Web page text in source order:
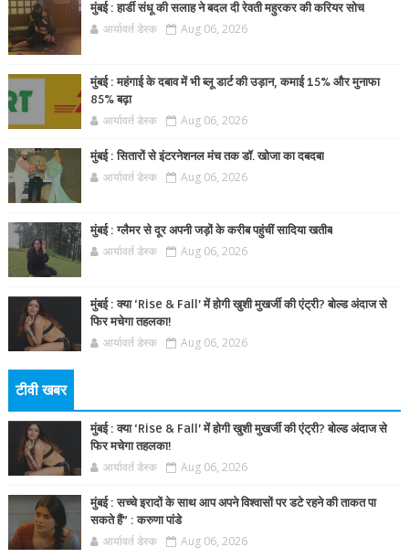
मुंबई : हार्डी संधू की सलाह ने बदल दी रेवती महुरकर की करियर सोच
आर्यावर्त डेस्क Aug 06, 2026
मुंबई : महंगाई के दबाव में भी ब्लू डार्ट की उड़ान, कमाई 15% और मुनाफा
85% बढ़ा
आर्यावर्त डेस्क Aug 06, 2026
मुंबई : सितारों से इंटरनेशनल मंच तक डॉ. खोजा का दबदबा
आर्यावर्त डेस्क Aug 06, 2026
मुंबई : ग्लैमर से दूर अपनी जड़ों के करीब पहुंचीं सादिया खतीब
आर्यावर्त डेस्क Aug 06, 2026
मुंबई : क्या ‘Rise & Fall’ में होगी खुशी मुखर्जी की एंट्री? बोल्ड अंदाज से
फिर मचेगा तहलका!
आर्यावर्त डेस्क Aug 06, 2026
टीवी खबर
मुंबई : क्या ‘Rise & Fall’ में होगी खुशी मुखर्जी की एंट्री? बोल्ड अंदाज से
फिर मचेगा तहलका!
आर्यावर्त डेस्क Aug 06, 2026
मुंबई : सच्चे इरादों के साथ आप अपने विश्वासों पर डटे रहने की ताकत पा
सकते हैं” : करुणा पांडे
आर्यावर्त डेस्क Aug 06, 2026